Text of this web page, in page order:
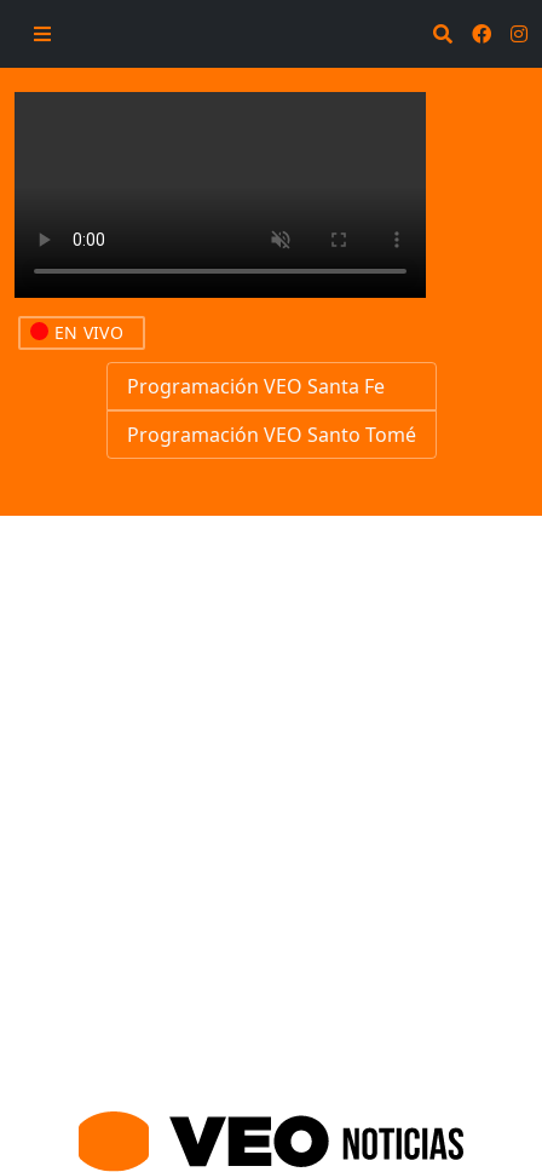
EN VIVO
Programación VEO Santa Fe
Programación VEO Santo Tomé